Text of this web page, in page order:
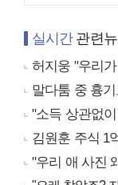
실시간관련
허지웅 "우리가
말다툼 중 흉
"소득 상관없
김원훈 주식 1
"우리 애 사진